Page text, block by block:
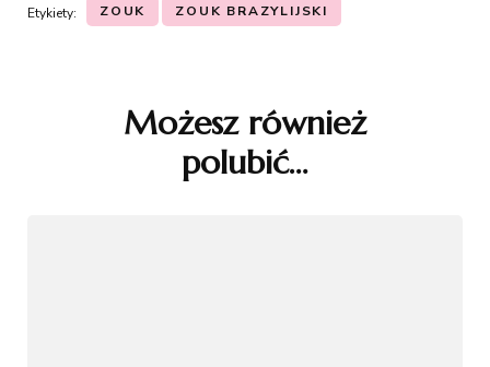
Etykiety: ZOUK ZOUK BRAZYLIJSKI
Możesz również
polubić…